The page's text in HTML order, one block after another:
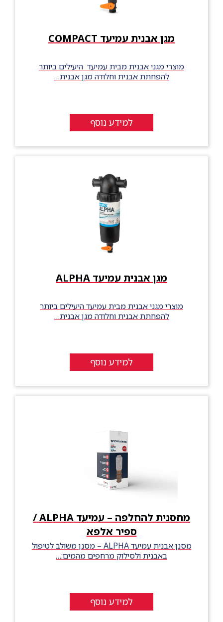
מגן אבנית עמיעד COMPACT
מוצרי מגני אבנית מבית עמיעד היעילים ביותר
להפחתת אבנית וחלודה מגן אבנית…
למידע נוסף
מגן אבנית עמיעד ALPHA
מוצרי מגני אבנית מבית עמיעד היעילים ביותר
להפחתת אבנית וחלודה מגן אבנית…
למידע נוסף
מחסנית להחלפה – עמיעד ALPHA /
ספיר אלפא
מסנן אבנית עמיעד ALPHA – מסנן משולב לטיפול
באבנית ולסילוק מרחפים מהמים:…
למידע נוסף